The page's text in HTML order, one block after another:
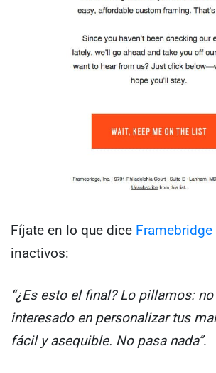
Fíjate en lo que dice Framebridge
inactivos:
“¿Es esto el final? Lo pillamos:
interesado en personalizar tus
fácil y asequible. No pasa nada”.